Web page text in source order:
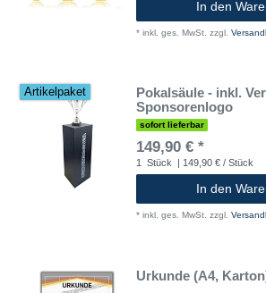
In den
* inkl. ges. MwSt. zzgl.
Artikelpaket
Pokalsäule - inkl.
Sponsorenlogo
sofort lieferbar
149,90 € *
1 Stück | 149,90 € / Stück
In den
* inkl. ges. MwSt. zzgl.
Urkunde (A4,